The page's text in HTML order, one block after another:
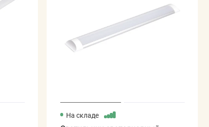
На складе